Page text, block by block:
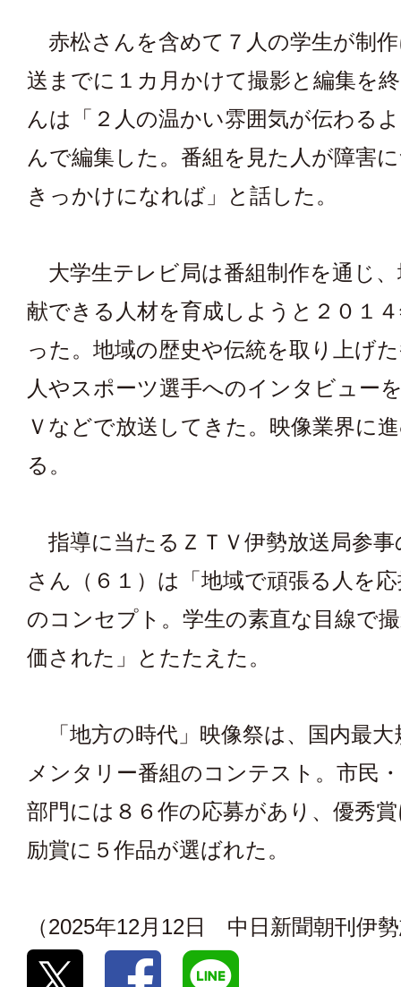
赤松さんを含めて７人の学生が制
送までに１カ月かけて撮影と編集を
んは「２人の温かい雰囲気が伝わる
んで編集した。番組を見た人が障害
きっかけになれば」と話した。
大学生テレビ局は番組制作を通じ
献できる人材を育成しようと２０１
った。地域の歴史や伝統を取り上げ
人やスポーツ選手へのインタビュー
Ｖなどで放送してきた。映像業界に
る。
指導に当たるＺＴＶ伊勢放送局参事
さん（６１）は「地域で頑張る人を
のコンセプト。学生の素直な目線で
価された」とたたえた。
「地方の時代」映像祭は、国内最大
メンタリー番組のコンテスト。市民
部門には８６作の応募があり、優秀
励賞に５作品が選ばれた。
（2025年12月12日 中日新聞朝刊伊